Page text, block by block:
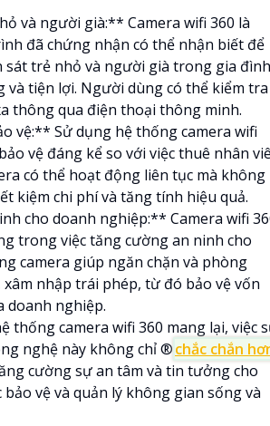
và người già:** Camera wifi 360 là
đã chứng nhận có thể nhận biết để
trẻ nhỏ và người già trong gia đình
và tiện lợi. Người dùng có thể kiểm tra
thông qua điện thoại thông minh.
vệ:** Sử dụng hệ thống camera wifi
vệ đáng kể so với việc thuê nhân
có thể hoạt động liên tục mà không
kiệm chi phí và tăng tính hiệu quả.
cho doanh nghiệp:** Camera wifi
trong việc tăng cường an ninh cho
camera giúp ngăn chặn và phòng
nhập trái phép, từ đó bảo vệ vốn
doanh nghiệp.
thống camera wifi 360 mang lại, việc
nghệ này không chỉ ®️chắc chắn
cường sự an tâm và tin tưởng cho
vệ và quản lý không gian sống và